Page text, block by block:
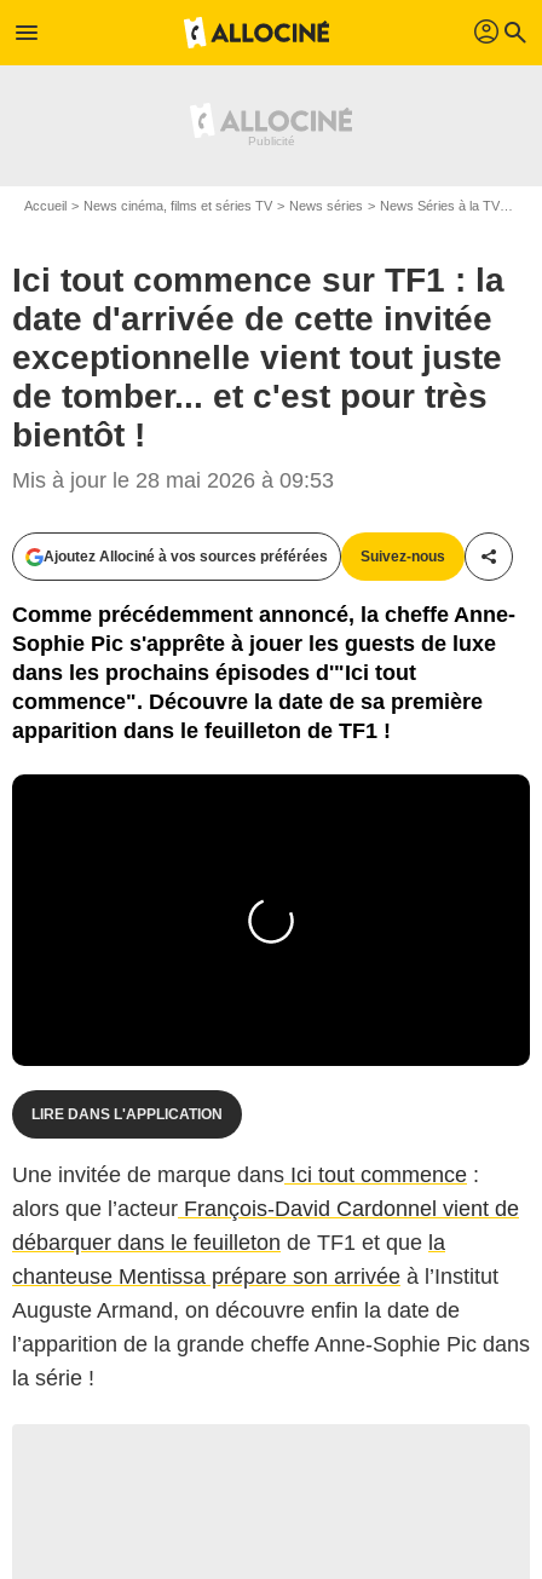
menu profil search
Accueil News cinéma, films et séries TV News séries News Séries à la TV
Ici tout commence sur TF1 : la
date d'arrivée de cette invitée
exceptionnelle vient tout juste
de tomber... et c'est pour très
bientôt !
Mis à jour le 28 mai 2026 à 09:53
Ajoutez Allociné à vos sources préférées Suivez-nous
Comme précédemment annoncé, la cheffe Anne-
Sophie Pic s'apprête à jouer les guests de luxe
dans les prochains épisodes d'"Ici tout
commence". Découvre la date de sa première
apparition dans le feuilleton de TF1 !
LIRE DANS L'APPLICATION
Une invitée de marque dans Ici tout commence :
alors que l’acteur François-David Cardonnel vient de
débarquer dans le feuilleton de TF1 et que la
chanteuse Mentissa prépare son arrivée à l’Institut
Auguste Armand, on découvre enfin la date de
l’apparition de la grande cheffe Anne-Sophie Pic dans
la série !